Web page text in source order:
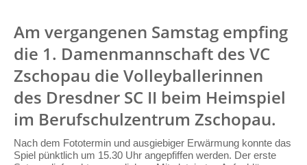
Am vergangenen Samstag empfing
die 1. Damenmannschaft des VC
Zschopau die Volleyballerinnen
des Dresdner SC II beim Heimspiel
im Berufschulzentrum Zschopau.
Nach dem Fototermin und ausgiebiger Erwärmung konnte das
Spiel pünktlich um 15.30 Uhr angepfiffen werden. Der erste